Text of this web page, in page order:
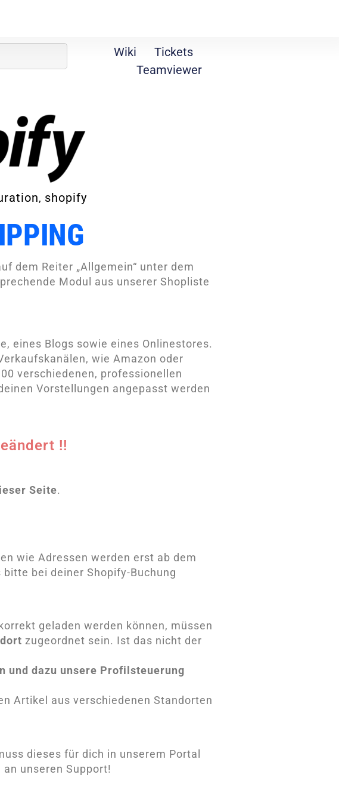
Wiki
Tickets
Teamviewer
, shopify
dem Reiter „Allgemein“ unter dem
Modul aus unserer Shopliste
eines Blogs sowie eines Onlinestores.
wie Amazon oder
verschiedenen, professionellen
Vorstellungen angepasst werden
!!
Seite.
wie Adressen werden erst ab dem
bei deiner Shopify-Buchung
geladen werden können, müssen
zugeordnet sein. Ist das nicht der
und dazu unsere Profilsteuerung
Artikel aus verschiedenen Standorten
dieses für dich in unserem Portal
unseren Support!